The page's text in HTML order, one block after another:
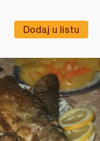
Dodaj u listu